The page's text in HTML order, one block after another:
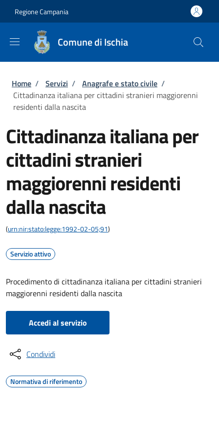
Regione Campania
Comune di Ischia
Briciole di pane
Home / Servizi / Anagrafe e stato civile /
Cittadinanza italiana per cittadini stranieri maggiorenni
residenti dalla nascita
Cittadinanza italiana per
cittadini stranieri
maggiorenni residenti
dalla nascita
(urn:nir:stato:legge:1992-02-05;91)
Servizio attivo
Procedimento di cittadinanza italiana per cittadini stranieri
maggiorenni residenti dalla nascita
Accedi al servizio
Condividi
Normativa di riferimento